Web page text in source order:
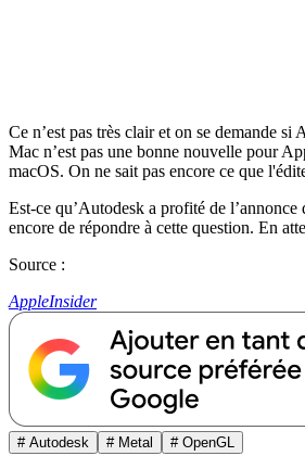
Ce n’est pas très clair et on se demande
Mac n’est pas une bonne nouvelle pour
macOS. On ne sait pas encore ce que
Est-ce qu’Autodesk a profité de
encore de répondre à cette question. En
Source :
AppleInsider
# Autodesk # Metal # OpenGL